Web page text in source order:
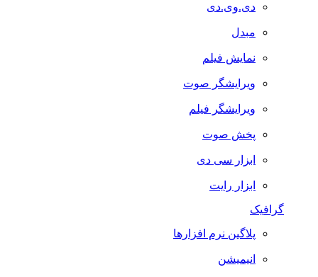
دی.وی.دی
مبدل
نمایش فیلم
ویرایشگر صوت
ویرایشگر فیلم
پخش صوت
ابزار سی دی
ابزار رایت
گرافیک
پلاگین نرم افزارها
انیمیشن